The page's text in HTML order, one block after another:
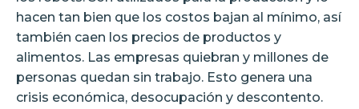
hacen tan bien que los costos bajan al mínimo, así
también caen los precios de productos y
alimentos. Las empresas quiebran y millones de
personas quedan sin trabajo. Esto genera una
crisis económica, desocupación y descontento.